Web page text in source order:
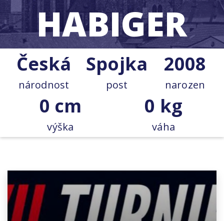
HABIGER
Česká
národnost
Spojka
post
2008
narozen
0 cm
výška
0 kg
váha